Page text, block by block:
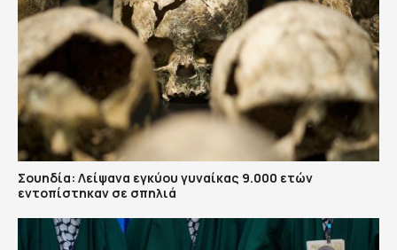
Σουηδία: Λείψανα εγκύου γυναίκας 9.000 ετών
εντοπίστηκαν σε σπηλιά